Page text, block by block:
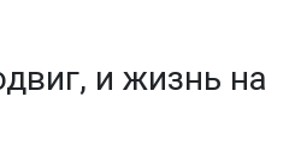
и жизнь на